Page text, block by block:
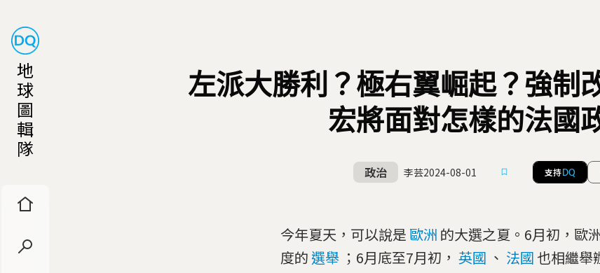
地
球
圖
輯
隊
左派大勝利？極右翼崛起？強制
宏將面對怎樣的法國
政治 李芸2024-08-01 支持 DQ
今年夏天，可以說是 歐洲 的大選之夏。6月初，歐
度的 選舉 ；6月底至7月初， 英國 、 法國 也相繼舉